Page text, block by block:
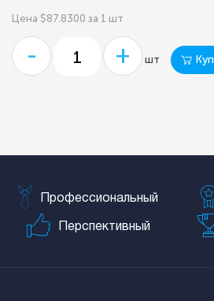
Цена $87.8300 за 1 шт
- + шт
Профессиональный
Перспективный